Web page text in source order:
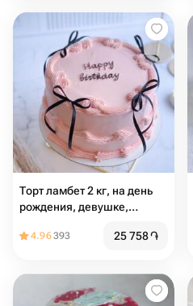
Торт ламбет 2 кг, на день
рождения, девушке,
4.96393 25 758֏